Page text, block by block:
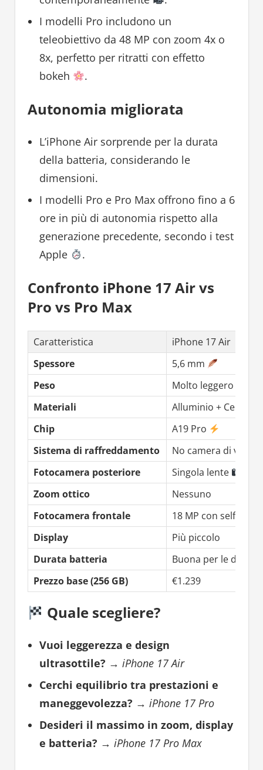
I modelli Pro includono un
teleobiettivo da 48 MP con zoom 4x o
8x, perfetto per ritratti con effetto
bokeh
.
Autonomia migliorata
L’iPhone Air sorprende per la durata
della batteria, considerando le
dimensioni.
I modelli Pro e Pro Max offrono fino a 6
ore in più di autonomia rispetto alla
generazione precedente, secondo i test
Apple
.
Confronto iPhone 17 Air vs
Pro vs Pro Max
Caratteristica
iPhone 17 Air
Spessore
5,6 mm
Peso
Molto leggero
Materiali
Alluminio +
Chip
A19 Pro
Sistema di raffreddamento
No camera di
Fotocamera posteriore
Singola lente
Zoom ottico
Nessuno
Fotocamera frontale
18 MP con selfie
Display
Più piccolo
Durata batteria
Buona per le
Prezzo base (256 GB)
€1.239
Quale scegliere?
Vuoi leggerezza e design
ultrasottile? → iPhone 17 Air
Cerchi equilibrio tra prestazioni e
maneggevolezza? → iPhone 17 Pro
Desideri il massimo in zoom, display
e batteria? → iPhone 17 Pro Max